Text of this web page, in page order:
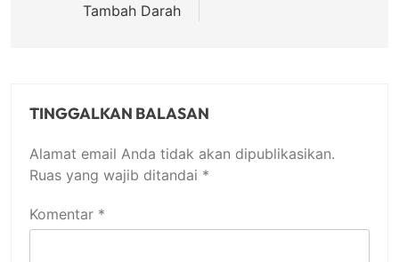
Tambah Darah
TINGGALKAN BALASAN
Alamat email Anda tidak akan dipublikasikan.
Ruas yang wajib ditandai *
Komentar *